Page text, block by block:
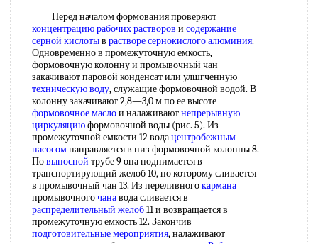
Перед началом формования проверяют
концентрацию рабочих растворов и содержание
серной кислотыв растворе сернокислого алюминия.
Одновременно в промежуточную емкость,
формовочную колонну и промывочный чан
закачивают паровой конденсат или улшгченную
техническую воду, служащие формовочной водой. В
колонну закачивают 2,8—3,0 м по ее высоте
формовочное маслои налаживаютнепрерывную
циркуляциюформовочной воды (рис. 5). Из
промежуточной емкости 12 водацентробежным
насосомнаправляется в низ формовочной колонны 8.
Повыносной трубе 9 она поднимается в
транспортирующий желоб 10, по которому сливается
в промывочный чан 13. Из переливногокармана
промывочногочанавода сливается в
распределительный желоб11 и возвращается в
промежуточную емкость 12. Закончив
подготовительные мероприятия, налаживают